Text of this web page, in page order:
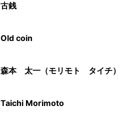
古銭
Old coin
森本 太一（モリモト タイチ）
Taichi Morimoto